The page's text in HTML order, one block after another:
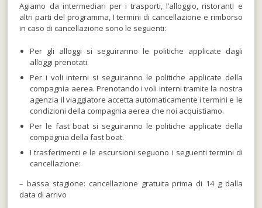
Agiamo da intermediari per i trasporti, l’alloggio, ristorantI e
altri parti del programma, I termini di cancellazione e rimborso
in caso di cancellazione sono le seguenti:
Per gli alloggi si seguiranno le politiche applicate dagli
alloggi prenotati.
Per i voli interni si seguiranno le politiche applicate della
compagnia aerea. Prenotando i voli interni tramite la nostra
agenzia il viaggiatore accetta automaticamente i termini e le
condizioni della compagnia aerea che noi acquistiamo.
Per le fast boat si seguiranno le politiche applicate della
compagnia della fast boat.
I trasferimenti e le escursioni seguono i seguenti termini di
cancellazione:
– bassa stagione: cancellazione gratuita prima di 14 g dalla
data di arrivo